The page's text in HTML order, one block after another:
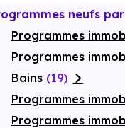
neufs
Programmes
Programmes
Bains (19)
Programmes
Programmes